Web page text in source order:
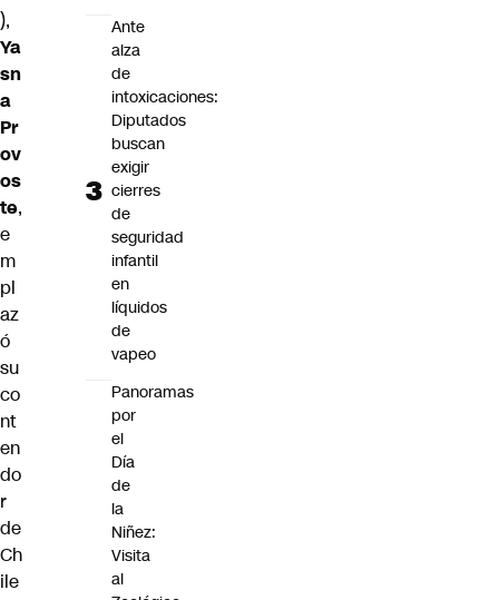
),
Ya
sn
a
Pr
ov
os
te,
e
m
pl
az
ó
su
co
nt
en
do
r
de
Ch
ile
Ante
alza
de
intoxicaciones:
Diputados
buscan
exigir
cierres
de
seguridad
infantil
en
líquidos
de
vapeo
Panoramas
por
el
Día
de
la
Niñez:
Visita
al